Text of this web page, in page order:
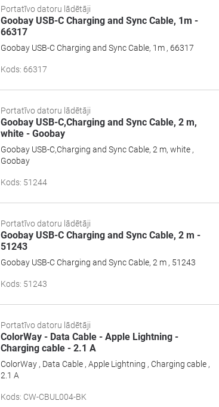
Portatīvo datoru lādētāji
Goobay USB-C Charging and Sync Cable, 1m -
66317
Goobay USB-C Charging and Sync Cable, 1m , 66317
Kods: 66317
Portatīvo datoru lādētāji
Goobay USB-C,Charging and Sync Cable, 2 m,
white - Goobay
Goobay USB-C,Charging and Sync Cable, 2 m, white ,
Goobay
Kods: 51244
Portatīvo datoru lādētāji
Goobay USB-C Charging and Sync Cable, 2 m -
51243
Goobay USB-C Charging and Sync Cable, 2 m , 51243
Kods: 51243
Portatīvo datoru lādētāji
ColorWay - Data Cable - Apple Lightning -
Charging cable - 2.1 A
ColorWay , Data Cable , Apple Lightning , Charging cable ,
2.1 A
Kods: CW-CBUL004-BK